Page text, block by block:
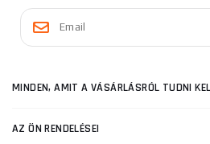
MINDEN, AMIT A VÁSÁRLÁSRÓL TUDNI
AZ ÖN RENDELÉSEI